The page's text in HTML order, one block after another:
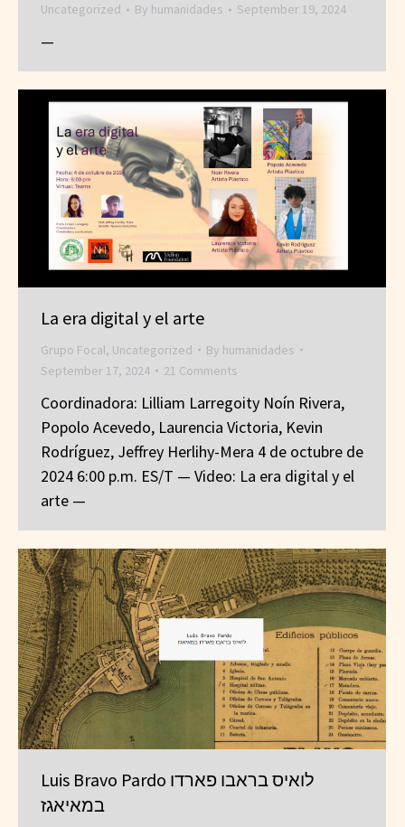
Uncategorized By humanidades September 19, 2024
—
La era digital y el arte
Grupo Focal, Uncategorized By humanidades
September 17, 2024
21 Comments
Coordinadora: Lilliam Larregoity Noín Rivera,
Popolo Acevedo, Laurencia Victoria, Kevin
Rodríguez, Jeffrey Herlihy-Mera 4 de octubre de
2024 6:00 p.m. ES/T — Video: La era digital y el
arte —
Luis Bravo Pardo לואיס בראבו פארדו
במאיאגז